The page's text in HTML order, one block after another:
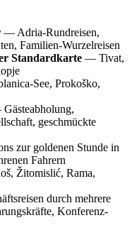
— Adria-Rundreisen,
Familien-Wurzelreisen
Standardkarte — Tivat,
See, Prokoško,
geschmückte
zur goldenen Stunde in
Fahrern
Žitomislić, Rama,
durch mehrere
Konferenz-